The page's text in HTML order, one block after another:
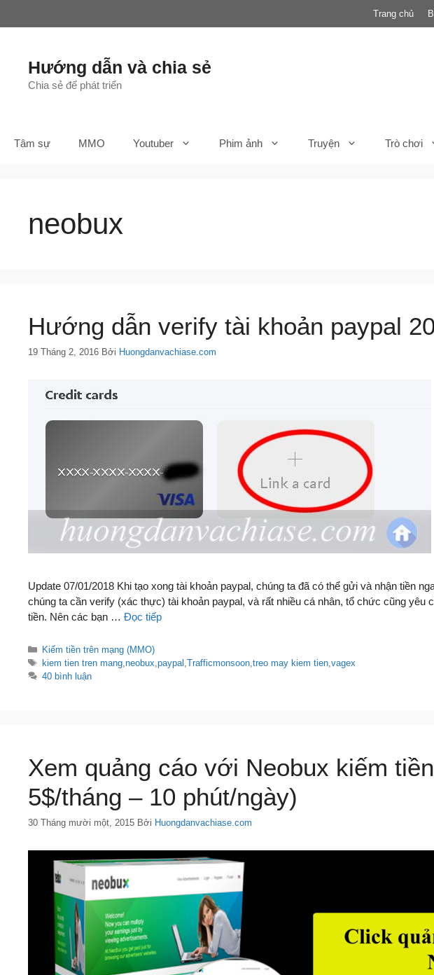
Trang chủ
Hướng dẫn và chia sẻ
Chia sẻ để phát triển
Tâm sự MMO Youtuber Phim ảnh Truyện Trò chơi
neobux
Hướng dẫn verify tài khoản paypal
19 Tháng 2, 2016 Bởi Huongdanvachiase.com
Update 07/01/2018 Khi tạo xong tài khoản paypal, chúng ta đã có thể gửi và nhận tiền
chúng ta cần verify (xác thực) tài khoản paypal, và rất nhiều cá nhân, tổ chức cũng yêu
tiền. Nên các bạn … Đọc tiếp
Danh
mục
Kiếm tiền trên mạng (MMO)
Thẻ
kiem tien tren mang ,neobux ,paypal ,Trafficmonsoon ,treo may kiem tien ,vagex
40 bình luận
Xem quảng cáo với Neobux kiếm
5$/tháng – 10 phút/ngày)
30 Tháng mười một, 2015 Bởi Huongdanvachiase.com